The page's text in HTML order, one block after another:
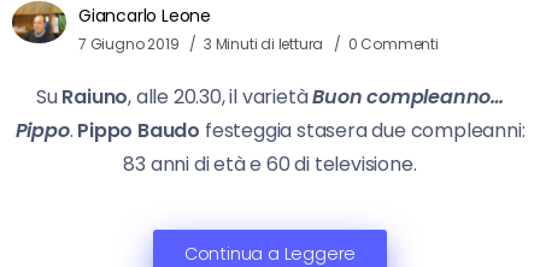
Giancarlo Leone
7 Giugno 2019 3 Minuti di lettura 0 Commenti
SuRaiuno, alle 20.30, il varietàBuon compleanno…
Pippo. Pippo Baudo festeggia stasera due compleanni:
83 anni di età e 60 di televisione.
Continua a Leggere